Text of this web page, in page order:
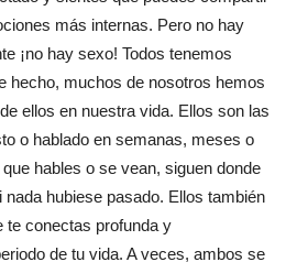
más internas. Pero no hay
¡no hay sexo! Todos tenemos
hecho, muchos de nosotros hemos
ellos en nuestra vida. Ellos son las
o hablado en semanas, meses o
hables o se vean, siguen donde
hubiese pasado. Ellos también
te conectas profunda y
de tu vida. A veces, ambos se